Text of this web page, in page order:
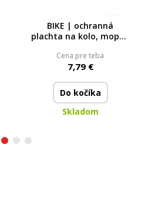
BIKE | ochranná
plachta na kolo, moped
potah se zipem | 200 ×
100 cm
Cena pre teba
7,79 €
Do kočíka
Skladom